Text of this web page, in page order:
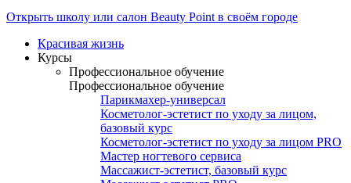
Открыть школу или салон Beauty Point в своём городе
Красивая жизнь
Курсы
Профессиональное обучение
Профессиональное обучение
Парикмахер-универсал
Косметолог-эстетист по уходу за лицом,
базовый курс
Косметолог-эстетист по уходу за лицом PRO
Мастер ногтевого сервиса
Массажист-эстетист, базовый курс